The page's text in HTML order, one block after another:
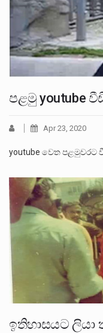
පළමු youtube
Apr 23, 2020
youtube වෙත පළමුවරට
ඉතිහාසයට ලියා